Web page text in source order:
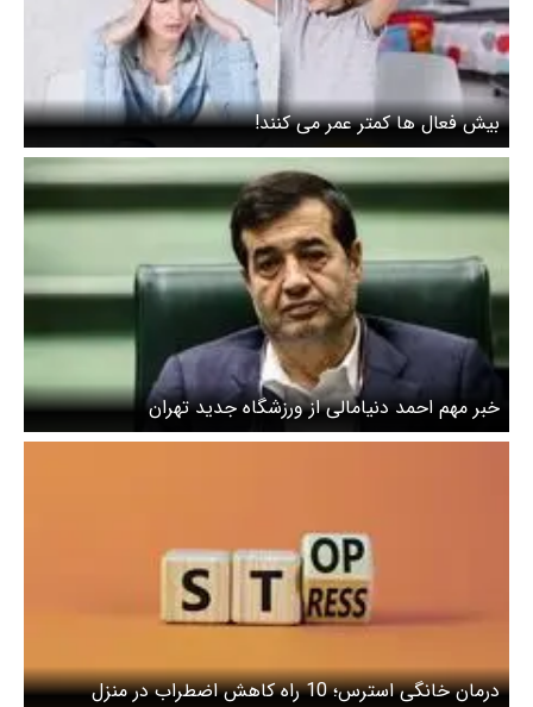
بیش فعال ها کمتر عمر می کنند!
خبر مهم احمد دنیامالی از ورزشگاه جدید تهران
درمان خانگی استرس؛ 10 راه کاهش اضطراب در منزل